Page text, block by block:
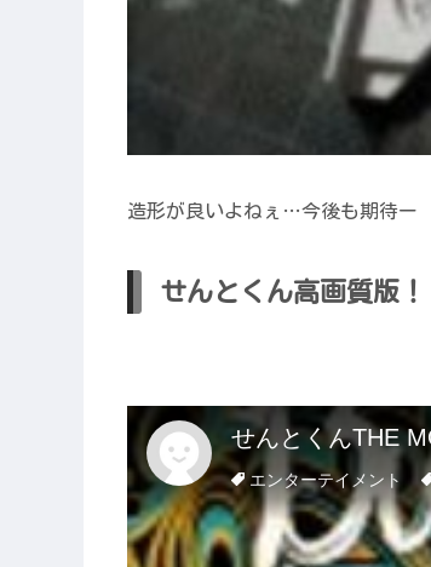
造形が良いよねぇ…今後も期待ー
せんとくん高画質版！